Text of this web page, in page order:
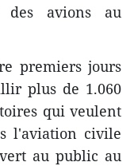
des avions au
premiers jours
plus de 1.060
qui veulent
l'aviation civile
au public au